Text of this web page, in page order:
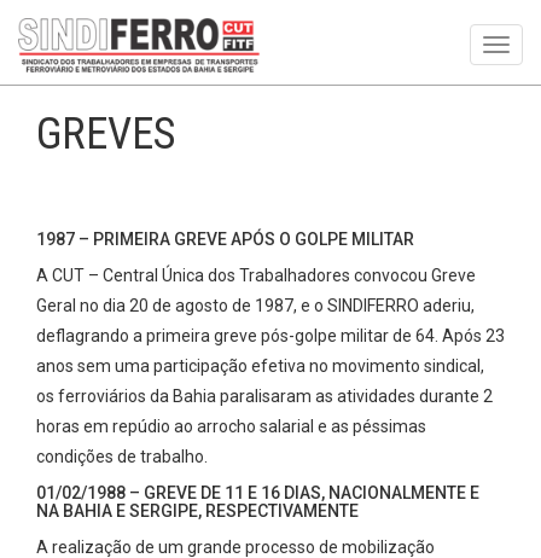
GREVES
1987 – PRIMEIRA GREVE APÓS O GOLPE MILITAR
A CUT – Central Única dos Trabalhadores convocou Greve
Geral no dia 20 de agosto de 1987, e o SINDIFERRO aderiu,
deflagrando a primeira greve pós-golpe militar de 64. Após 23
anos sem uma participação efetiva no movimento sindical,
os ferroviários da Bahia paralisaram as atividades durante 2
horas em repúdio ao arrocho salarial e as péssimas
condições de trabalho.
01/02/1988 – GREVE DE 11 E 16 DIAS, NACIONALMENTE E
NA BAHIA E SERGIPE, RESPECTIVAMENTE
A realização de um grande processo de mobilização